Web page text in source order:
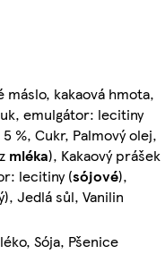
máslo, kakaová hmota,
emulgátor: lecitiny
%, Cukr, Palmový olej,
mléka), Kakaový prášek
lecitiny (sójové),
Jedlá sůl, Vanilin
Sója, Pšenice